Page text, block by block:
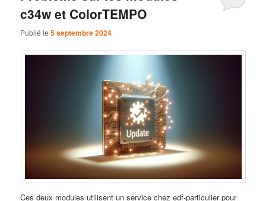
c34w et ColorTEMPO
Publié le5 septembre 2024
Ces deux modules utilisent un service chez edf-particulier pour